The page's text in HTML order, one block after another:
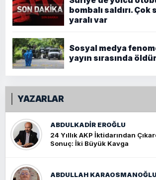
bombalı saldırı. Çok
yaralı var
Sosyal medya
yayın sırasında
YAZARLAR
ABDULKADIR EROĞLU
24 Yıllık AKP İktidarından
Sonuç: İki Büyük Kavga
ABDULLAH KARAOSMANOĞLU